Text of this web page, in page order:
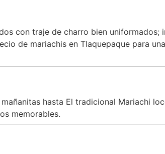
con traje de charro bien
de mariachis en Tlaquepaque para
hasta El tradicional Mariachi
memorables.